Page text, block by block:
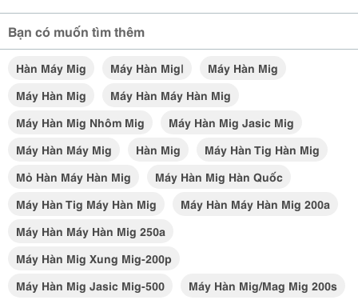
Bạn có muốn tìm thêm
Hàn Máy Mig Máy Hàn Mig|
Máy Hàn Mig
Máy Hàn Mig
Máy Hàn Máy Hàn Mig
Máy Hàn Mig Nhôm Mig
Máy Hàn Mig Jasic Mig
Máy Hàn Máy Mig
Hàn Mig
Máy Hàn Tig Hàn Mig
Mỏ Hàn Máy Hàn Mig
Máy Hàn Mig Hàn Quốc
Máy Hàn Tig Máy Hàn Mig
Máy Hàn Máy Hàn Mig 200a
Máy Hàn Máy Hàn Mig 250a
Máy Hàn Mig Xung Mig-200p
Máy Hàn Mig Jasic Mig-500
Máy Hàn Mig/mag Mig 200s